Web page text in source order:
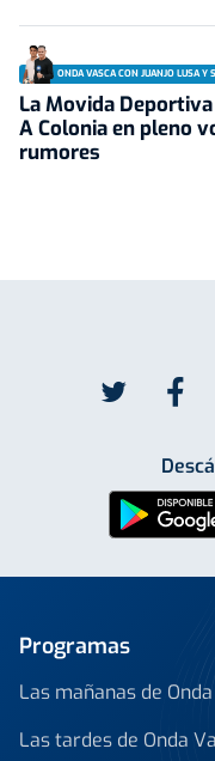
ONDA VASCA CON JUANJO LUSA Y
La Movida
A Colonia en pleno
rumores
Programas
Las mañanas de
Las tardes de Onda